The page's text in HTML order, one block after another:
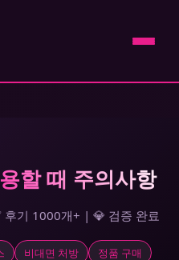
할 때 주의사항
후기 1000개+ | 💎 검증 완료
비대면 처방
정품 구매